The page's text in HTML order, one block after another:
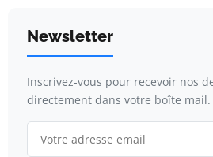
Newsletter
Inscrivez-vous pour recevoir nos
directement dans votre boîte mail.